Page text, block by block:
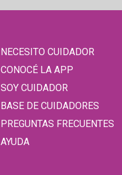
NECESITO CUIDADOR
CONOCÉ LA APP
SOY CUIDADOR
BASE DE CUIDADORES
PREGUNTAS FRECUENTES
AYUDA